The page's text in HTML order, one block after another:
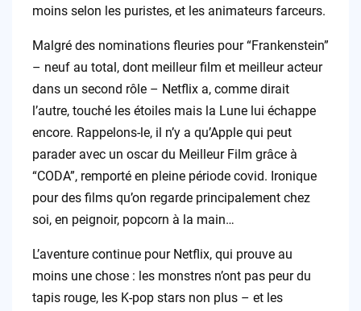
moins selon les puristes, et les animateurs farceurs.
Malgré des nominations fleuries pour “Frankenstein”
– neuf au total, dont meilleur film et meilleur acteur
dans un second rôle – Netflix a, comme dirait
l’autre, touché les étoiles mais la Lune lui échappe
encore. Rappelons-le, il n’y a qu’Apple qui peut
parader avec un oscar du Meilleur Film grâce à
“CODA”, remporté en pleine période covid. Ironique
pour des films qu’on regarde principalement chez
soi, en peignoir, popcorn à la main…
L’aventure continue pour Netflix, qui prouve au
moins une chose : les monstres n’ont pas peur du
tapis rouge, les K-pop stars non plus – et les